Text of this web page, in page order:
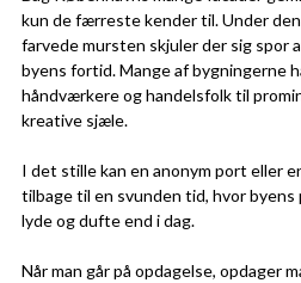
kun de færreste kender til. Under
farvede mursten skjuler der sig spor
byens fortid. Mange af bygningerne
håndværkere og handelsfolk til
kreative sjæle.
I det stille kan en anonym port eller
tilbage til en svunden tid, hvor
lyde og dufte end i dag.
Når man går på opdagelse, opdager